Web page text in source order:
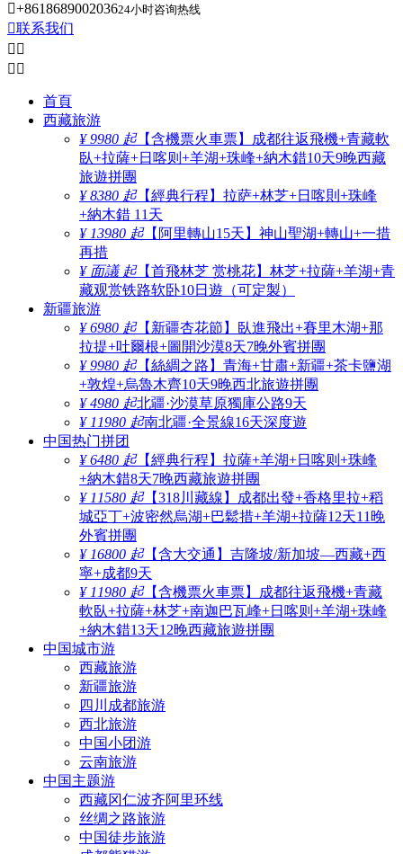
+861868900203624小时咨询热线
联系我们
 
 
首頁
西藏旅游
¥ 9980 起【含機票火車票】成都往返飛機+青藏軟
臥+拉薩+日喀则+羊湖+珠峰+納木錯10天9晚西藏
旅遊拼團
¥ 8380 起【經典行程】拉萨+林芝+日喀則+珠峰
+納木錯 11天
¥ 13980 起【阿里轉山15天】神山聖湖+轉山+一措
再措
¥ 面議 起【首飛林芝 赏桃花】林芝+拉薩+羊湖+青
藏观赏铁路软卧10日遊（可定製）
新疆旅游
¥ 6980 起【新疆杏花節】臥進飛出+賽里木湖+那
拉提+吐爾根+圖開沙漠8天7晚外賓拼團
¥ 9980 起【絲綢之路】青海+甘肅+新疆+茶卡鹽湖
+敦煌+烏魯木齊10天9晚西北旅遊拼團
¥ 4980 起北疆·沙漠草原獨庫公路9天
¥ 11980 起南北疆·全景線16天深度遊
中国热门拼团
¥ 6480 起【經典行程】拉薩+羊湖+日喀则+珠峰
+納木錯8天7晚西藏旅遊拼團
¥ 11580 起【318川藏線】成都出發+香格里拉+稻
城亞丁+波密然烏湖+巴鬆措+羊湖+拉薩12天11晚
外賓拼團
¥ 16800 起【含大交通】吉隆坡/新加坡—西藏+西
寧+成都9天
¥ 11980 起【含機票火車票】成都往返飛機+青藏
軟臥+拉薩+林芝+南迦巴瓦峰+日喀则+羊湖+珠峰
+納木錯13天12晚西藏旅遊拼團
中国城市游
西藏旅游
新疆旅游
四川成都旅游
西北旅游
中国小团游
云南旅游
中国主题游
西藏冈仁波齐阿里环线
丝绸之路旅游
中国徒步旅游